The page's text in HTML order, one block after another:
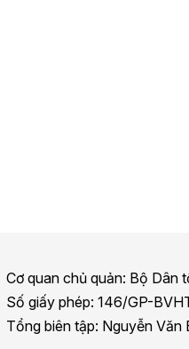
Cơ quan chủ quản: Bộ Dân
Số giấy phép: 146/GP-
Tổng biên tập: Nguyễn Văn